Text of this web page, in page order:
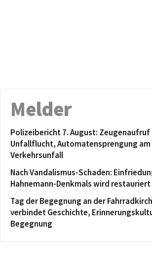
Melder
Polizeibericht 7. August: Zeugenaufruf
Unfallflucht, Automatensprengung am
Verkehrsunfall
Nach Vandalismus-Schaden:
Hahnemann-Denkmals wird restauriert
Tag der Begegnung an der
verbindet Geschichte,
Begegnung